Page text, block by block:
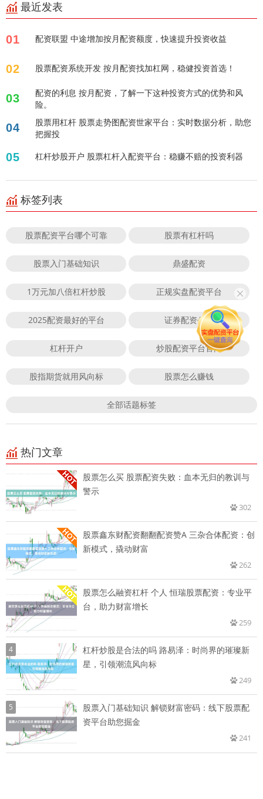
最近发表
01 配资联盟 中途增加按月配资额度，快速提升投资收益
02 股票配资系统开发 按月配资找加杠网，稳健投资首选！
03
配资的利息 按月配资，了解一下这种投资方式的优势和风
险。
04
股票用杠杆 股票走势图配资世家平台：实时数据分析，助您
把握投
05 杠杆炒股开户 股票杠杆入配资平台：稳赚不赔的投资利器
标签列表
股票配资平台哪个可靠 股票有杠杆吗
股票入门基础知识 鼎盛配资
1万元加八倍杠杆炒股 正规实盘配资平台
2025配资最好的平台 证券配资公司
杠杆开户 炒股配资平台官网
股指期货就用风向标 股票怎么赚钱
全部话题标签
热门文章
股票怎么买 股票配资失败：血本无归的教训与
警示
302
股票鑫东财配资翻翻配资赞A 三杂合体配资：创
新模式，撬动财富
262
股票怎么融资杠杆 个人 恒瑞股票配资：专业平
台，助力财富增长
259
4
杠杆炒股是合法的吗 路易泽：时尚界的璀璨新
星，引领潮流风向标
249
5
股票入门基础知识 解锁财富密码：线下股票配
资平台助您掘金
241